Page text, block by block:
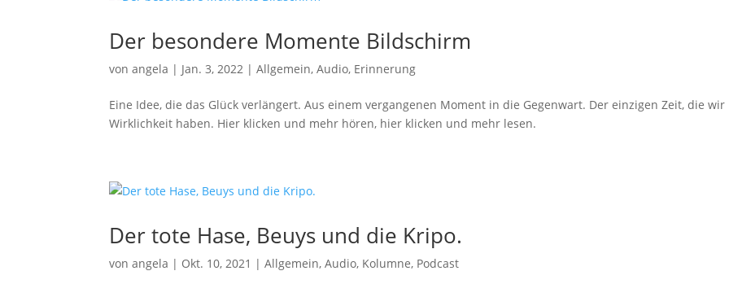
Der besondere Momente Bildschirm
vonangela | Jan. 3, 2022 |Allgemein,Audio, Erinnerung
Eine Idee, die das Glück verlängert. Aus einem vergangenen Moment in die Gegenwart. Der einzigen Zeit, die wir
Wirklichkeit haben. Hier klicken und mehr hören, hier klicken und mehr lesen.
Der tote Hase, Beuys und die Kripo.
vonangela | Okt. 10, 2021 |Allgemein,Audio, Kolumne, Podcast